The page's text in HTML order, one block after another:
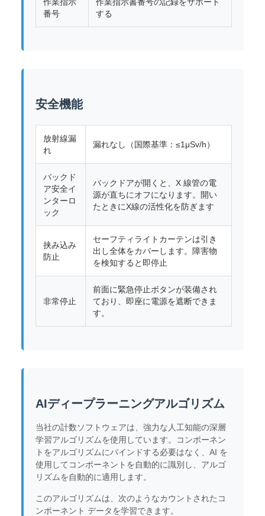
番号
する
安全機能
放射線漏
れ
漏れなし（国際基準：≤1μSv/h）
バックド
ア安全イ
ンターロ
ック
バックドアが開くと、X 線管の電
源が直ちにオフになります。開い
たときにX線の活性化を防ぎます
挟み込み
防止
セーフティライトカーテンは引き
出し全体をカバーします。障害物
を検知すると即停止
非常停止
前面に緊急停止ボタンが装備され
ており、即座に電源を遮断できま
す。
AIディープラーニングアルゴリズム
当社の計数ソフトウェアは、強力な人工知能の深層
学習アルゴリズムを使用しています。コンポーネン
トをアルゴリズムにバインドする必要はなく、AI を
使用してコンポーネントを自動的に識別し、アルゴ
リズムを自動的に適用します。
このアルゴリズムは、次のようなカウントされたコ
ンポーネント データを学習できます。